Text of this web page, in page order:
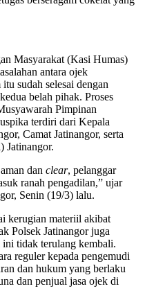
Masyarakat (Kasi Humas)
antara ojek
itu sudah selesai dengan
belah pihak. Proses
Pimpinan
terdiri dari Kepala
Camat Jatinangor, serta
Jatinangor.
dan clear, pelanggar
ranah pengadilan,” ujar
Senin (19/3) lalu.
kerugian materiil akibat
Polsek Jatinangor juga
tidak terulang kembali.
reguler kepada pengemudi
dan hukum yang berlaku
dan penjual jasa ojek di